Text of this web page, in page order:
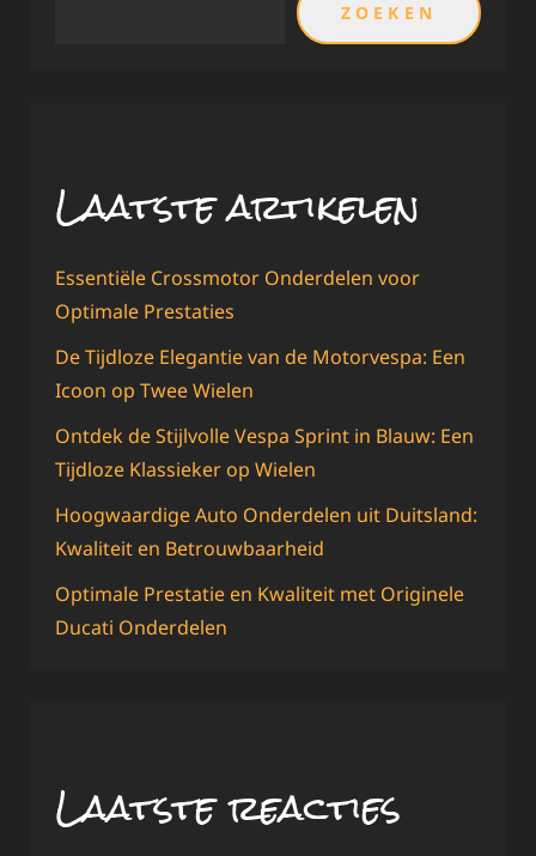
ZOEKEN
Laatste artikelen
Essentiële Crossmotor Onderdelen voor
Optimale Prestaties
De Tijdloze Elegantie van de Motorvespa: Een
Icoon op Twee Wielen
Ontdek de Stijlvolle Vespa Sprint in Blauw: Een
Tijdloze Klassieker op Wielen
Hoogwaardige Auto Onderdelen uit Duitsland:
Kwaliteit en Betrouwbaarheid
Optimale Prestatie en Kwaliteit met Originele
Ducati Onderdelen
Laatste reacties